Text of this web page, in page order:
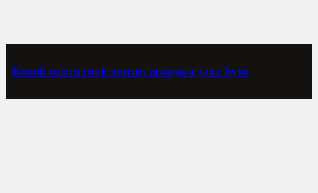
Комић памти своје мртве, правда и даље ћути